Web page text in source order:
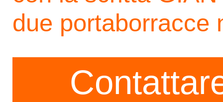
due portaborracce